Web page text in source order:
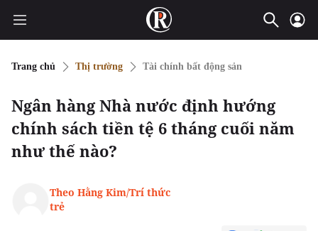
Trang chủ Thị trường Tài chính bất động sản
Ngân hàng Nhà nước định hướng
chính sách tiền tệ 6 tháng cuối năm
như thế nào?
Theo Hằng Kim/Trí thức
trẻ